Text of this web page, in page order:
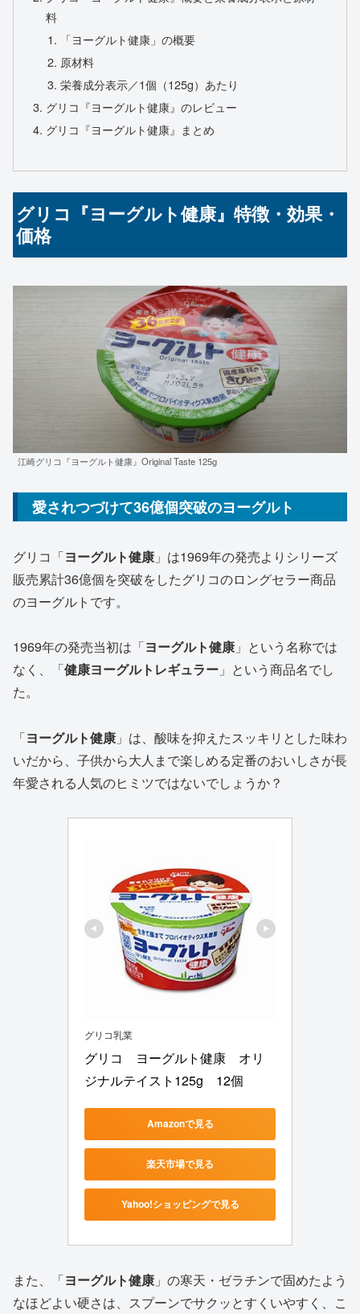
料
「ヨーグルト健康」の概要
原材料
栄養成分表示／1個（125g）あたり
グリコ『ヨーグルト健康』のレビュー
グリコ『ヨーグルト健康』まとめ
グリコ『ヨーグルト健康』特徴・効果・
価格
江崎グリコ『ヨーグルト健康』Original Taste 125g
愛されつづけて36億個突破のヨーグルト
グリコ「ヨーグルト健康 」は1969年の発売よりシリーズ
販売累計36億個を突破をしたグリコのロングセラー商品
のヨーグルトです。
1969年の発売当初は「ヨーグルト健康 」という名称では
なく、「健康ヨーグルトレギュラー 」という商品名でし
た。
「ヨーグルト健康 」は、酸味を抑えたスッキリとした味わ
いだから、子供から大人まで楽しめる定番のおいしさが長
年愛される人気のヒミツではないでしょうか？
グリコ乳業
グリコ　ヨーグルト健康　オリ
ジナルテイスト125g　12個
Amazonで見る
楽天市場で見る
Yahoo!ショッピングで見る
また、「ヨーグルト健康 」の寒天・ゼラチンで固めたよう
なほどよい硬さは、スプーンでサクッとすくいやすく、こ